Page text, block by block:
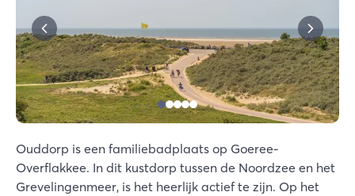
Ouddorp is een familiebadplaats op Goeree-
Overflakkee. In dit kustdorp tussen de Noordzee en het
Grevelingenmeer, is het heerlijk actief te zijn. Op het